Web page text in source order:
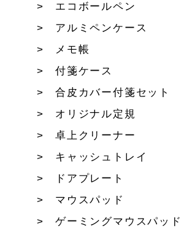
エコボールペン
アルミペンケース
メモ帳
付箋ケース
合皮カバー付箋セット
オリジナル定規
卓上クリーナー
キャッシュトレイ
ドアプレート
マウスパッド
ゲーミングマウスパッド